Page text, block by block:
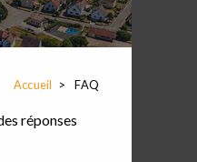
Accueil FAQ
réponses